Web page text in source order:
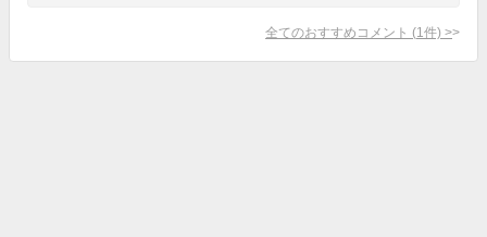
全てのおすすめコメント (1 件) >